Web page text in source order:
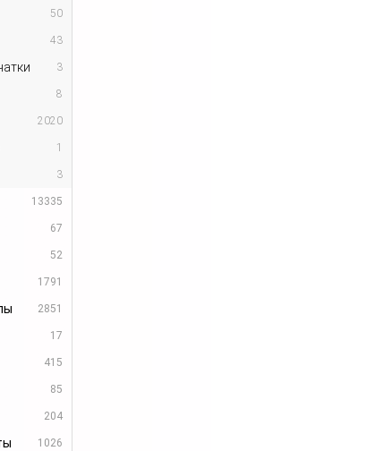
50
43
3
8
2020
1
3
13335
67
52
1791
2851
17
415
85
204
1026